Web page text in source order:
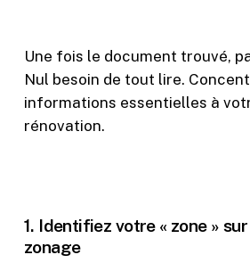
Une fois le document trouvé,
Nul besoin de tout lire.
informations essentielles à
rénovation.
1. Identifiez votre « zone »
zonage